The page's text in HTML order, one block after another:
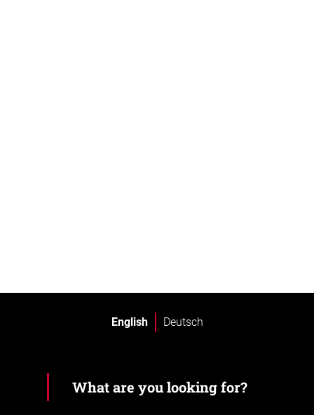
English Deutsch